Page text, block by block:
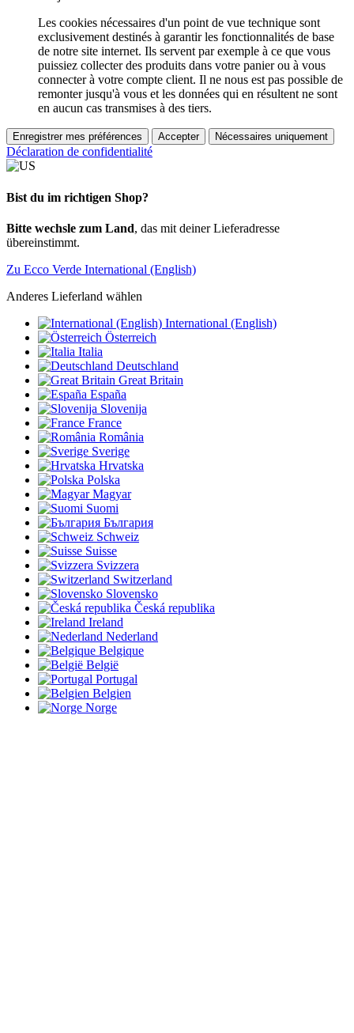
Les cookies nécessaires d'un point de vue technique sont
exclusivement destinés à garantir les fonctionnalités de base
de notre site internet. Ils servent par exemple à ce que vous
puissiez collecter des produits dans votre panier ou à vous
connecter à votre compte client. Il ne nous est pas possible de
remonter jusqu'à vous et les données qui en résultent ne sont
en aucun cas transmises à des tiers.
Enregistrer mes préférences Accepter Nécessaires uniquement
Déclaration de confidentialité
Bist du im richtigen Shop?
Bitte wechsle zum Land, das mit deiner Lieferadresse
übereinstimmt.
Zu Ecco Verde International (English)
Anderes Lieferland wählen
International (English)
Österreich
Italia
Deutschland
Great Britain
España
Slovenija
France
România
Sverige
Hrvatska
Polska
Magyar
Suomi
България
Schweiz
Suisse
Svizzera
Switzerland
Slovensko
Česká republika
Ireland
Nederland
Belgique
België
Portugal
Belgien
Norge